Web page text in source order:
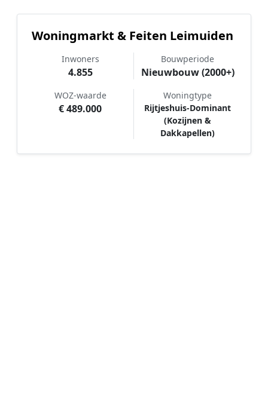
Woningmarkt & Feiten Leimuiden
Inwoners
4.855
Bouwperiode
Nieuwbouw (2000+)
WOZ-waarde
€ 489.000
Woningtype
Rijtjeshuis-Dominant
(Kozijnen &
Dakkapellen)